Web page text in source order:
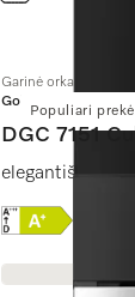
Populiari prekė
Garinė orkaitė
Gold
DGC 7151
elegantiško
Online